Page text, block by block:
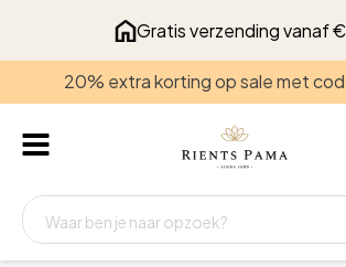
Gratis verzending vanaf
20% extra korting op sale met